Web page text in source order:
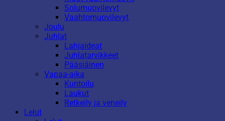
Solumuovilevyt
Vaahtomuovilevyt
Joulu
Juhlat
Lahjaideat
Juhlatarvikkeet
Pääsiäinen
Vapaa-aika
Kuntoilu
Laukut
Retkeily ja veneily
Lelut